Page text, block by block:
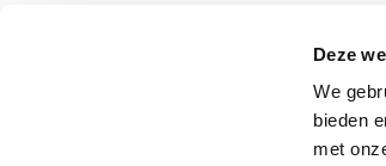
Deze
We
bieden
met